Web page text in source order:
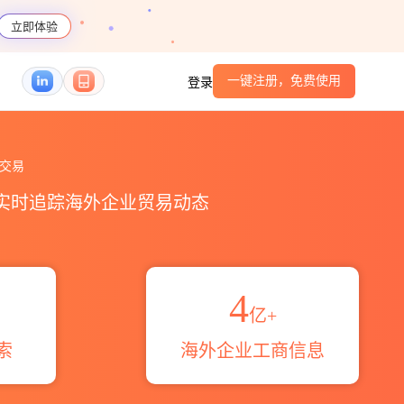
立即体验
登录 一键注册，免费使用
易
时追踪海外企业贸易动态
4亿+
海外企业工商信息